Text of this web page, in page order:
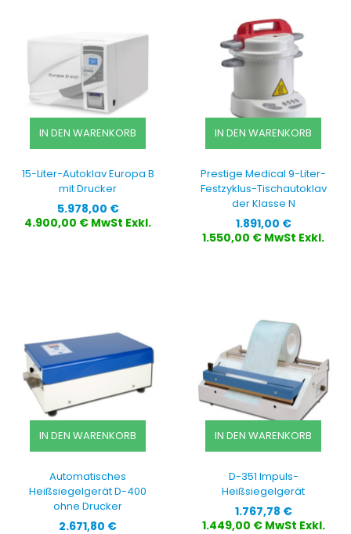
IN DEN WARENKORB
15-Liter-Autoklav Europa B
mit Drucker
Preis
5.978,00 €
4.900,00 € MwSt Exkl.
IN DEN WARENKORB
Prestige Medical 9-Liter-
Festzyklus-Tischautoklav
der Klasse N
Preis
1.891,00 €
1.550,00 € MwSt Exkl.
IN DEN WARENKORB
Automatisches
Heißsiegelgerät D-400
ohne Drucker
Preis
2.671,80 €
IN DEN WARENKORB
D-351 Impuls-
Heißsiegelgerät
Preis
1.767,78 €
1.449,00 € MwSt Exkl.